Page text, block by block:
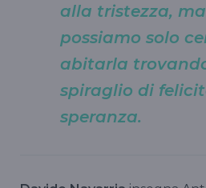
alla tristezza,
possiamo solo
abitarla
spiraglio di
speranza.